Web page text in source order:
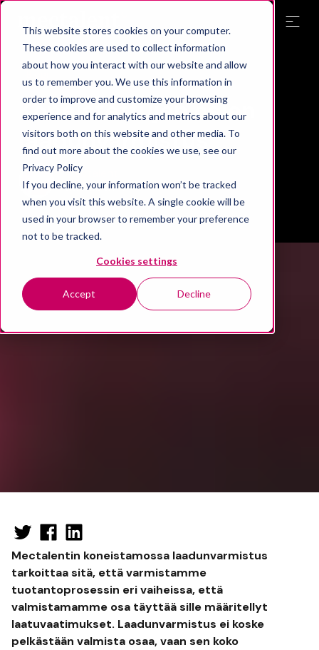
This website stores cookies on your computer.
These cookies are used to collect information
about how you interact with our website and allow
us to remember you. We use this information in
order to improve and customize your browsing
experience and for analytics and metrics about our
visitors both on this website and other media. To
find out more about the cookies we use, see our
Privacy Policy
If you decline, your information won’t be tracked
when you visit this website. A single cookie will be
used in your browser to remember your preference
not to be tracked.
Cookies settings
Accept Decline
Koneistettujen osien
laadunvarmistus
Mectalent
08.05.2024
Mectalentin koneistamossa laadunvarmistus
tarkoittaa sitä, että varmistamme
tuotantoprosessin eri vaiheissa, että
valmistamamme osa täyttää sille määritellyt
laatuvaatimukset. Laadunvarmistus ei koske
pelkästään valmista osaa, vaan sen koko